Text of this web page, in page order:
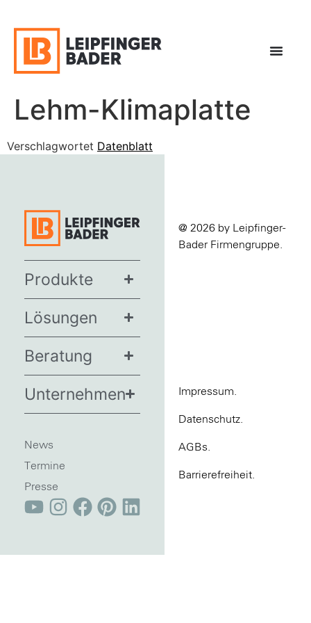
Lehm-Klimaplatte
Verschlagwortet Datenblatt
Produkte
Lösungen
Beratung
Unternehmen
News
Termine
Presse
@ 2026 by Leipfinger-
Bader Firmengruppe.
Impressum.
Datenschutz.
AGBs.
Barrierefreiheit.